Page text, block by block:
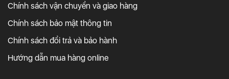
Chính sách vận chuyển và giao hàng
Chính sách bảo mật thông tin
Chính sách đổi trả và bảo hành
Hướng dẫn mua hàng online